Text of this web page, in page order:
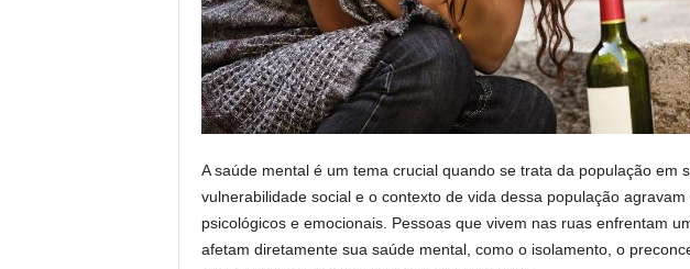
A saúde mental é um tema crucial quando se trata da população em
vulnerabilidade social e o contexto de vida dessa população
psicológicos e emocionais. Pessoas que vivem nas ruas enfrentam
afetam diretamente sua saúde mental, como o isolamento, o